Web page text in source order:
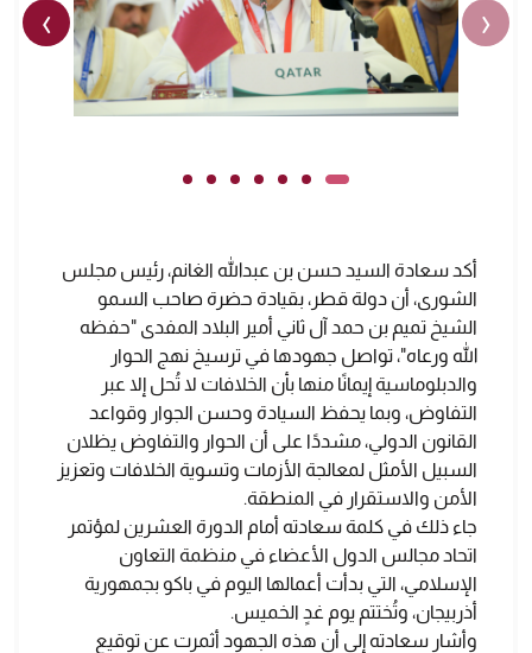
‹
›
أكد سعادة السيد حسن بن عبدالله الغانم، رئيس مجلس
الشورى، أن دولة قطر، بقيادة حضرة صاحب السمو
الشيخ تميم بن حمد آل ثاني أمير البلاد المفدى "حفظه
الله ورعاه"، تواصل جهودها في ترسيخ نهج الحوار
والدبلوماسية إيمانًا منها بأن الخلافات لا تُحل إلا عبر
التفاوض، وبما يحفظ السيادة وحسن الجوار وقواعد
القانون الدولي، مشددًا على أن الحوار والتفاوض يظلان
السبيل الأمثل لمعالجة الأزمات وتسوية الخلافات وتعزيز
الأمن والاستقرار في المنطقة.
جاء ذلك في كلمة سعادته أمام الدورة العشرين لمؤتمر
اتحاد مجالس الدول الأعضاء في منظمة التعاون
الإسلامي، التي بدأت أعمالها اليوم في باكو بجمهورية
أذربيجان، وتُختتم يوم غدٍ الخميس.
وأشار سعادته إلى أن هذه الجهود أثمرت عن توقيع